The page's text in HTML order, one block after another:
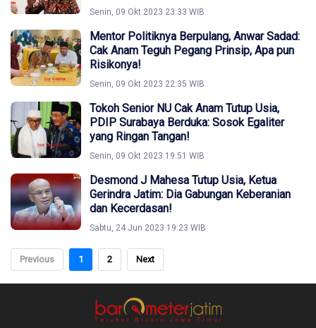
Senin, 09 Okt 2023 23:33 WIB
Mentor Politiknya Berpulang, Anwar Sadad:
Cak Anam Teguh Pegang Prinsip, Apa pun
Risikonya!
Senin, 09 Okt 2023 22:35 WIB
Tokoh Senior NU Cak Anam Tutup Usia,
PDIP Surabaya Berduka: Sosok Egaliter
yang Ringan Tangan!
Senin, 09 Okt 2023 19:51 WIB
Desmond J Mahesa Tutup Usia, Ketua
Gerindra Jatim: Dia Gabungan Keberanian
dan Kecerdasan!
Sabtu, 24 Jun 2023 19:23 WIB
Previous 1 2 Next